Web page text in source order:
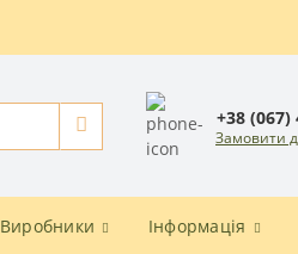
+38 (067)
Замовити
Виробники Інформація